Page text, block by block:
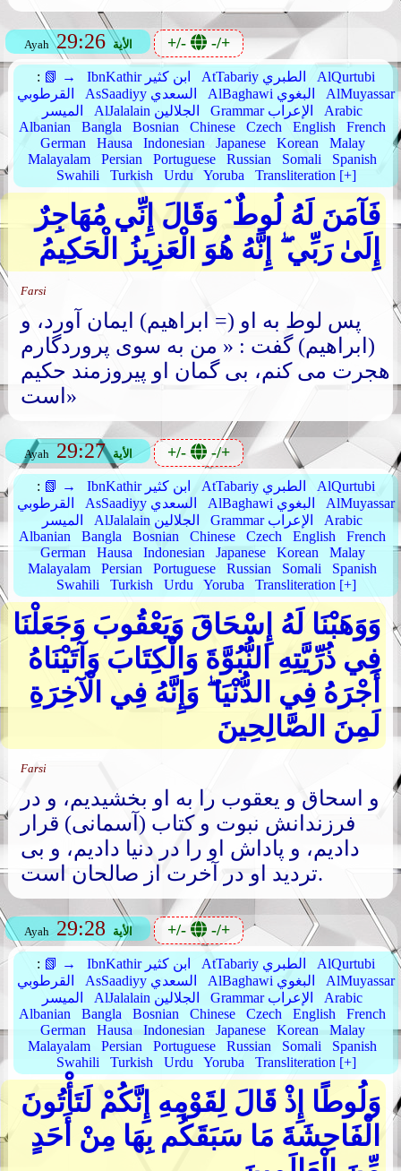
Ayah 29:26 الأية +/- -/+
: 📗 → IbnKathir ابن كثير AtTabariy الطبري
AlQurtubi
القرطوبي
AsSaadiyy السعدي AlBaghawi البغوي
AlMuyassar
الميسر
AlJalalain الجلالين Grammar الإعراب
Arabic
Albanian
Bangla Bosnian Chinese Czech English
French
German
Hausa Indonesian Japanese Korean
Malay
Malayalam
Persian Portuguese Russian Somali
Spanish
Swahili
Turkish Urdu Yoruba Transliteration [+]
فَآمَنَ لَهُ لُوطٌ ۘ وَقَالَ إِنِّي مُهَاجِرٌ
إِلَىٰ رَبِّي ۖ إِنَّهُ هُوَ الْعَزِيزُ الْحَكِيمُ
Farsi
پس لوط به او (= ابراهیم) ایمان آورد، و
(ابراهیم) گفت : « من به سوی پروردگارم
هجرت می کنم، بی گمان او پیروزمند حکیم
است»
Ayah 29:27 الأية +/- -/+
: 📗 → IbnKathir ابن كثير AtTabariy الطبري
AlQurtubi
القرطوبي
AsSaadiyy السعدي AlBaghawi البغوي
AlMuyassar
الميسر
AlJalalain الجلالين Grammar الإعراب
Arabic
Albanian
Bangla Bosnian Chinese Czech English
French
German
Hausa Indonesian Japanese Korean
Malay
Malayalam
Persian Portuguese Russian Somali
Spanish
Swahili
Turkish Urdu Yoruba Transliteration [+]
وَوَهَبْنَا لَهُ إِسْحَاقَ وَيَعْقُوبَ وَجَعَلْنَا
فِي ذُرِّيَّتِهِ النُّبُوَّةَ وَالْكِتَابَ وَآتَيْنَاهُ
أَجْرَهُ فِي الدُّنْيَا ۖ وَإِنَّهُ فِي الْآخِرَةِ
لَمِنَ الصَّالِحِينَ
Farsi
و اسحاق و یعقوب را به او بخشیدیم، و در
فرزندانش نبوت و کتاب (آسمانی) قرار
دادیم، و پاداش او را در دنیا دادیم، و بی
تردید او در آخرت از صالحان است.
Ayah 29:28 الأية +/- -/+
: 📗 → IbnKathir ابن كثير AtTabariy الطبري
AlQurtubi
القرطوبي
AsSaadiyy السعدي AlBaghawi البغوي
AlMuyassar
الميسر
AlJalalain الجلالين Grammar الإعراب
Arabic
Albanian
Bangla Bosnian Chinese Czech English
French
German
Hausa Indonesian Japanese Korean
Malay
Malayalam
Persian Portuguese Russian Somali
Spanish
Swahili
Turkish Urdu Yoruba Transliteration [+]
وَلُوطًا إِذْ قَالَ لِقَوْمِهِ إِنَّكُمْ لَتَأْتُونَ
الْفَاحِشَةَ مَا سَبَقَكُم بِهَا مِنْ أَحَدٍ